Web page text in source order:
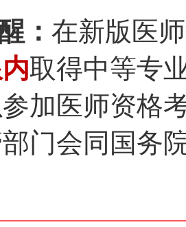
： 在新版医
取得中等专
加医师资格
门会同国务